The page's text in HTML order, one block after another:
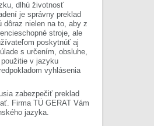
dlhú životnosť
je správny preklad
dôraz nielen na to, aby z
stroje, ale
poskytnúť aj
s určením, obsluhe,
v jazyku
vyhlásenia
zabezpečiť preklad
Firma TÜ GERAT Vám
jazyka.